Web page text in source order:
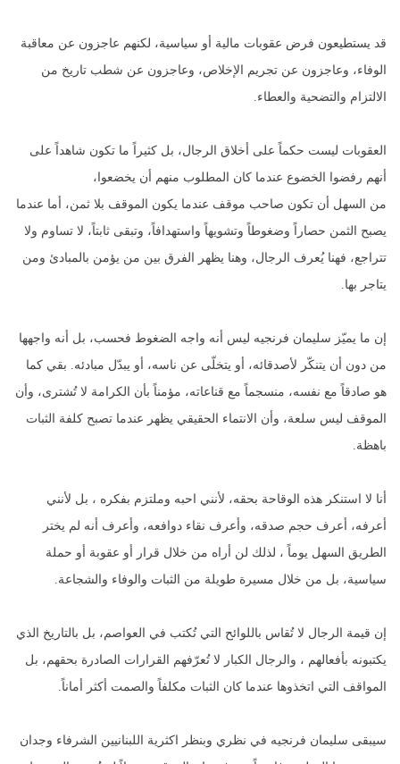
قد يستطيعون فرض عقوبات مالية أو سياسية، لكنهم عاجزون عن معاقبة
الوفاء، وعاجزون عن تجريم الإخلاص، وعاجزون عن شطب تاريخ من
الالتزام والتضحية والعطاء.
العقوبات ليست حكماً على أخلاق الرجال، بل كثيراً ما تكون شاهداً على
أنهم رفضوا الخضوع عندما كان المطلوب منهم أن يخضعوا،
من السهل أن تكون صاحب موقف عندما يكون الموقف بلا ثمن، أما عندما
يصبح الثمن حصاراً وضغوطاً وتشويهاً واستهدافاً، وتبقى ثابتاً، لا تساوم ولا
تتراجع، فهنا يُعرف الرجال، وهنا يظهر الفرق بين من يؤمن بالمبادئ ومن
يتاجر بها.
إن ما يميّز سليمان فرنجيه ليس أنه واجه الضغوط فحسب، بل أنه واجهها
من دون أن يتنكّر لأصدقائه، أو يتخلّى عن ناسه، أو يبدّل مبادئه. بقي كما
هو صادقاً مع نفسه، منسجماً مع قناعاته، مؤمناً بأن الكرامة لا تُشترى، وأن
الموقف ليس سلعة، وأن الانتماء الحقيقي يظهر عندما تصبح كلفة الثبات
باهظة.
أنا لا استنكر هذه الوقاحة بحقه، لأنني احبه وملتزم بفكره ، بل لأنني
أعرفه، أعرف حجم صدقه، وأعرف نقاء دوافعه، وأعرف أنه لم يختر
الطريق السهل يوماً ، لذلك لن أراه من خلال قرار أو عقوبة أو حملة
سياسية، بل من خلال مسيرة طويلة من الثبات والوفاء والشجاعة.
إن قيمة الرجال لا تُقاس باللوائح التي تُكتب في العواصم، بل بالتاريخ الذي
يكتبونه بأفعالهم ، والرجال الكبار لا تُعرّفهم القرارات الصادرة بحقهم، بل
المواقف التي اتخذوها عندما كان الثبات مكلفاً والصمت أكثر أماناً.
سيبقى سليمان فرنجيه في نظري وبنظر اكثرية اللبنانيين الشرفاء وجدان